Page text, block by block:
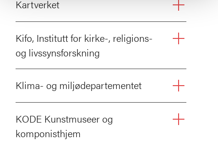
Kartverket
Kifo, Institutt for kirke-, religions-
og livssynsforskning
Klima- og miljødepartementet
KODE Kunstmuseer og
komponisthjem